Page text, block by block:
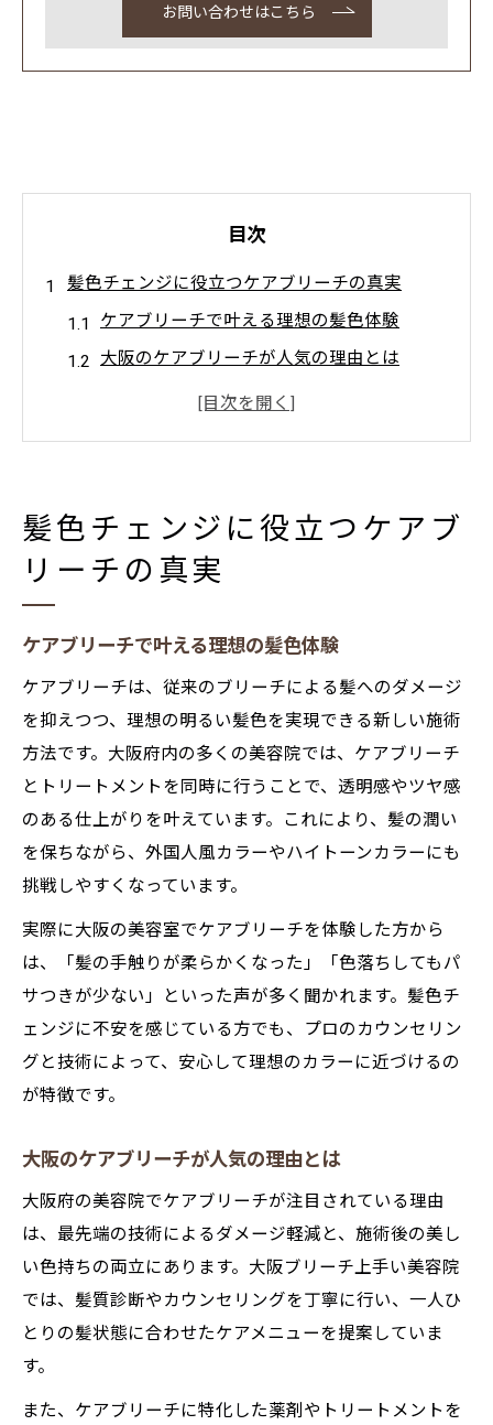
お問い合わせはこちら
目次
髪色チェンジに役立つケアブリーチの真実
ケアブリーチで叶える理想の髪色体験
大阪のケアブリーチが人気の理由とは
ケアブリーチと通常ブリーチの違いを徹底
プ
ケアブリーチで叶えるダメージレスな美髪体験
ブリーチ後の髪を守るケアブリーチのコツ
美髪を保つケアブリーチの最新トレンド解
説
大阪ブリーチ上手い美容院でのケアブリー
チ体験談
ケアブリーチを選ぶ理由と髪質への効果
トリートメント併用で印象変わる髪色の極意
トリートメント併用で髪色の持ちが格段に
アップ
ケアブリーチ後のトリートメント活用法
ツ
ケアブリーチとは？徹底解説で違いを知る
ケアブリーチの基本と他ブリーチとの違い
髪に優しいケアブリーチの特徴と魅力
ケアブリーチとは何かを解説します
ケアブリーチの仕組みと施術プロセス紹介
色落ちが気になる方へのケアブリーチ活用法
髪色チェンジに役立つケアブ
リーチの真実
ケアブリーチで叶える理想の髪色体験
ケアブリーチは、従来のブリーチによる髪へのダメージ
を抑えつつ、理想の明るい髪色を実現できる新しい施術
方法です。大阪府内の多くの美容院では、ケアブリーチ
とトリートメントを同時に行うことで、透明感やツヤ感
のある仕上がりを叶えています。これにより、髪の潤い
を保ちながら、外国人風カラーやハイトーンカラーにも
挑戦しやすくなっています。
実際に大阪の美容室でケアブリーチを体験した方から
は、「髪の手触りが柔らかくなった」「色落ちしてもパ
サつきが少ない」といった声が多く聞かれます。髪色チ
ェンジに不安を感じている方でも、プロのカウンセリン
グと技術によって、安心して理想のカラーに近づけるの
が特徴です。
大阪のケアブリーチが人気の理由とは
大阪府の美容院でケアブリーチが注目されている理由
は、最先端の技術によるダメージ軽減と、施術後の美し
い色持ちの両立にあります。大阪ブリーチ上手い美容院
では、髪質診断やカウンセリングを丁寧に行い、一人ひ
とりの髪状態に合わせたケアメニューを提案していま
す。
また、ケアブリーチに特化した薬剤やトリートメントを